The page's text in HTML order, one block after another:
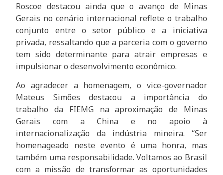
Roscoe destacou ainda que o avanço de Minas
Gerais no cenário internacional reflete o trabalho
conjunto entre o setor público e a iniciativa
privada, ressaltando que a parceria com o governo
tem sido determinante para atrair empresas e
impulsionar o desenvolvimento econômico.
Ao agradecer a homenagem, o vice-governador
Mateus Simões destacou a importância do
trabalho da FIEMG na aproximação de Minas
Gerais com a China e no apoio à
internacionalização da indústria mineira. “Ser
homenageado neste evento é uma honra, mas
também uma responsabilidade. Voltamos ao Brasil
com a missão de transformar as oportunidades